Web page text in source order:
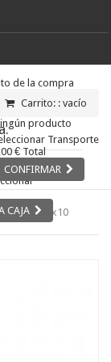
Carrito: : vacío
producto
Transporte
€ Total
CONFIRMAR
de la compra
CAJA
pizarra 20x10